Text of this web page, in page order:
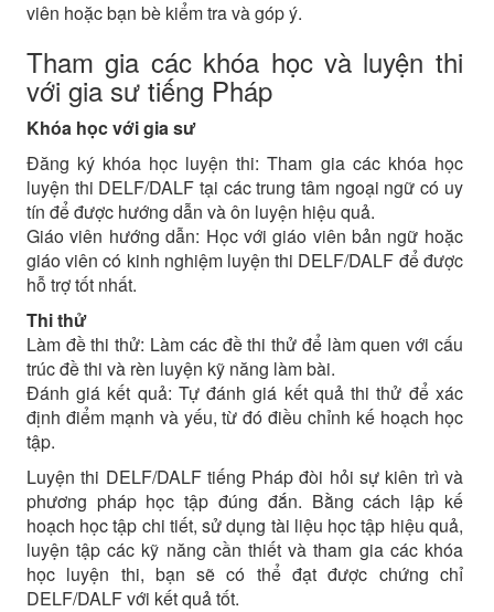
viên hoặc bạn bè kiểm tra và góp ý.
Tham gia các khóa học và luyện thi
với gia sư tiếng Pháp
Khóa học với gia sư
Đăng ký khóa học luyện thi: Tham gia các khóa học
luyện thi DELF/DALF tại các trung tâm ngoại ngữ có uy
tín để được hướng dẫn và ôn luyện hiệu quả.
Giáo viên hướng dẫn: Học với giáo viên bản ngữ hoặc
giáo viên có kinh nghiệm luyện thi DELF/DALF để được
hỗ trợ tốt nhất.
Thi thử
Làm đề thi thử: Làm các đề thi thử để làm quen với cấu
trúc đề thi và rèn luyện kỹ năng làm bài.
Đánh giá kết quả: Tự đánh giá kết quả thi thử để xác
định điểm mạnh và yếu, từ đó điều chỉnh kế hoạch học
tập.
Luyện thi DELF/DALF tiếng Pháp đòi hỏi sự kiên trì và
phương pháp học tập đúng đắn. Bằng cách lập kế
hoạch học tập chi tiết, sử dụng tài liệu học tập hiệu quả,
luyện tập các kỹ năng cần thiết và tham gia các khóa
học luyện thi, bạn sẽ có thể đạt được chứng chỉ
DELF/DALF với kết quả tốt.